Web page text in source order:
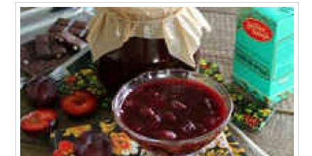
Ингредиенты в
рецептах
Быстрые рецепты
Пошаговые рецепты Рецепт с горьким